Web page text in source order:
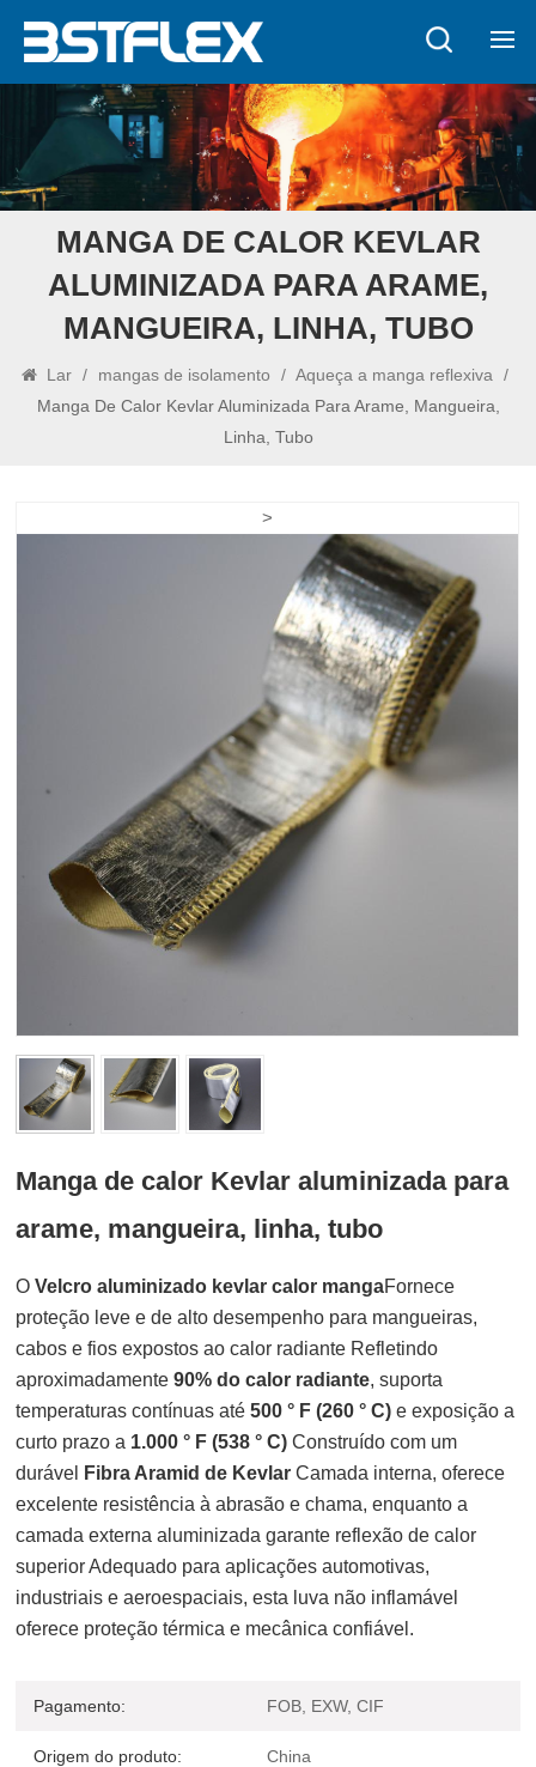
MANGA DE CALOR KEVLAR
ALUMINIZADA PARA ARAME,
MANGUEIRA, LINHA, TUBO
Lar / mangas de isolamento / Aqueça a manga reflexiva
/
Manga De Calor Kevlar Aluminizada Para Arame, Mangueira,
Linha, Tubo
>
Manga de calor Kevlar aluminizada para
arame, mangueira, linha, tubo
OVelcro aluminizado kevlar calor mangaFornece
proteção leve e de alto desempenho para mangueiras,
cabos e fios expostos ao calor radiante Refletindo
aproximadamente90% do calor radiante, suporta
temperaturas contínuas até500 ° F (260 ° C) e exposição a
curto prazo a 1.000 ° F (538 ° C) Construído com um
durável
Fibra Aramid de Kevlar Camada interna, oferece
excelente resistência à abrasão e chama, enquanto a
camada externa aluminizada garante reflexão de calor
superior Adequado para aplicações automotivas,
industriais e aeroespaciais, esta luva não inflamável
oferece proteção térmica e mecânica confiável.
Pagamento: FOB, EXW, CIF
Origem do produto: China